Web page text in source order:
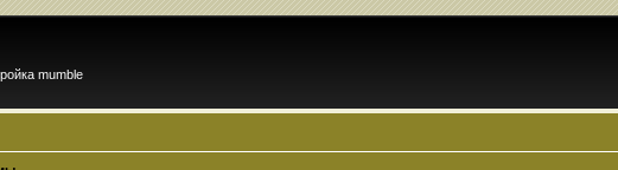
mumble